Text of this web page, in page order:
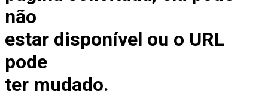
não
estar disponível ou o URL
pode
ter mudado.